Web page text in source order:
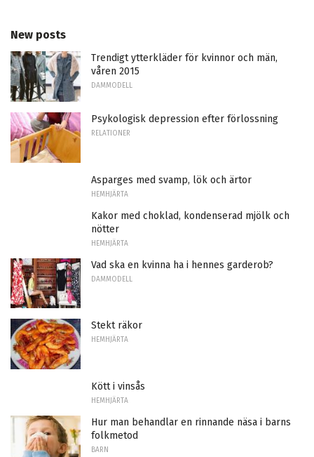
New posts
Trendigt ytterkläder för kvinnor och män,
våren 2015
DAMMODELL
Psykologisk depression efter förlossning
RELATIONER
Asparges med svamp, lök och ärtor
HEMHJÄRTA
Kakor med choklad, kondenserad mjölk och
nötter
HEMHJÄRTA
Vad ska en kvinna ha i hennes garderob?
DAMMODELL
Stekt räkor
HEMHJÄRTA
Kött i vinsås
HEMHJÄRTA
Hur man behandlar en rinnande näsa i barns
folkmetod
BARN